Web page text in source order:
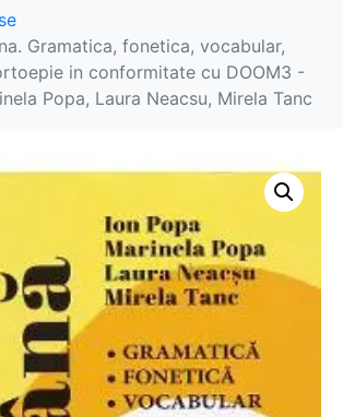
Gramatica, fonetica, vocabular,
in conformitate cu DOOM3 -
Popa, Laura Neacsu, Mirela Tanc